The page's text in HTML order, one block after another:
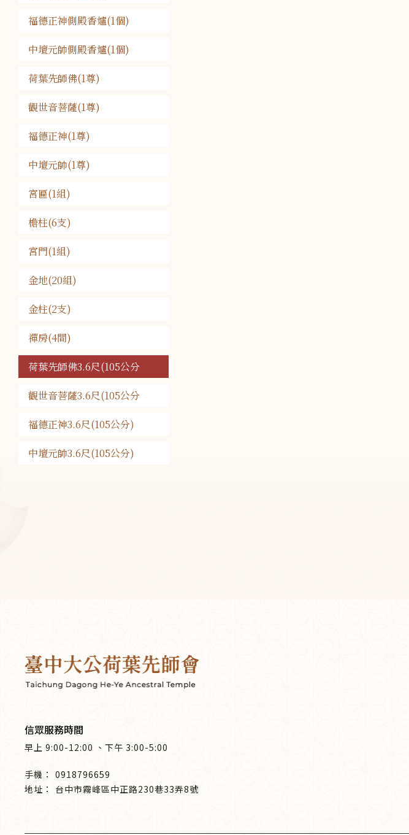
福德正神側殿香爐(1個)
中壇元帥側殿香爐(1個)
荷葉先師佛(1尊)
觀世音菩薩(1尊)
福德正神(1尊)
中壇元帥(1尊)
宮匾(1組)
檐柱(6支)
宮門(1組)
金地(20組)
金柱(2支)
禪房(4間)
荷葉先師佛3.6尺(105公分
觀世音菩薩3.6尺(105公分
福德正神3.6尺(105公分)
中壇元帥3.6尺(105公分)
信眾服務時間
早上9:00-12:00 、下午3:00-5:00
0918796659
台中市霧峰區中正路230巷33弄8號